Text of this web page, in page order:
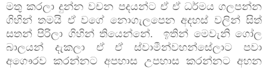
මතු කරලා දුන්න වචන පදයන්ට ඒ ඒ ධර්මය ගලපන්න
ගිහින් තමයි ඒ වගේ නොගැලපෙන අදහස් වලින් සිත්
සතන් පිරිලා ගිහින් තියෙන්නේ. ඉතින් මෙවැනි ගෝල
බාලයන් දැකලා ඒ ඒ ස්වාමීන්වහන්සේලාට පවා
අගෞරව කරන්නට අපහාස උපහාස කරන්නට අහන